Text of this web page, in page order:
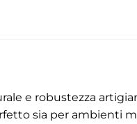
e robustezza
sia per ambienti